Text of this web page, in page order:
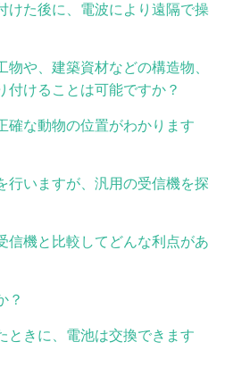
けた後に、電波により遠隔で操
物や、建築資材などの構造物、
付けることは可能ですか？
確な動物の位置がわかります
行いますが、汎用の受信機を探
信機と比較してどんな利点があ
？
ときに、電池は交換できます